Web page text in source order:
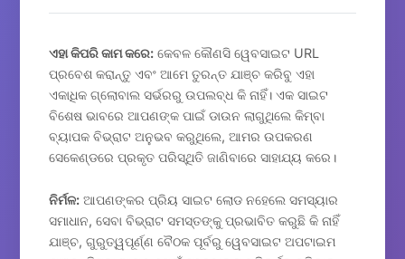
ଏହା କିପରି କାମ କରେ: କେବଳ କୌଣସି ୱେବସାଇଟ URL
ପ୍ରବେଶ କରାନ୍ତୁ ଏବଂ ଆମେ ତୁରନ୍ତ ଯାଞ୍ଚ କରିବୁ ଏହା
ଏକାଧିକ ଗ୍ଲୋବାଲ ସର୍ଭରରୁ ଉପଲବ୍ଧ କି ନାହିଁ। ଏକ ସାଇଟ
ବିଶେଷ ଭାବରେ ଆପଣଙ୍କ ପାଇଁ ଡାଉନ ଲାଗୁଥିଲେ କିମ୍ବା
ବ୍ୟାପକ ବିଭ୍ରାଟ ଅନୁଭବ କରୁଥିଲେ, ଆମର ଉପକରଣ
ସେକେଣ୍ଡରେ ପ୍ରକୃତ ପରିସ୍ଥିତି ଜାଣିବାରେ ସାହାଯ୍ୟ କରେ।
ନିର୍ମଳ: ଆପଣଙ୍କର ପ୍ରିୟ ସାଇଟ ଲୋଡ ନହେଲେ ସମସ୍ୟାର
ସମାଧାନ, ସେବା ବିଭ୍ରାଟ ସମସ୍ତଙ୍କୁ ପ୍ରଭାବିତ କରୁଛି କି ନାହିଁ
ଯାଞ୍ଚ, ଗୁରୁତ୍ୱପୂର୍ଣ୍ଣ ବୈଠକ ପୂର୍ବରୁ ୱେବସାଇଟ ଅପଟାଇମ